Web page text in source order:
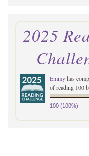
2025
Emmyhas
of reading 100
100 (100%)